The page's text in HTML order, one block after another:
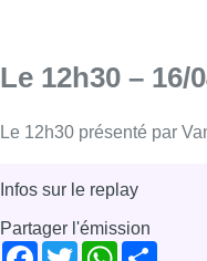
Le 12h30 – 16/
Le 12h30 présenté par
Infos sur le replay
Partager l'émission
Facebook
TwitterWhatsApp